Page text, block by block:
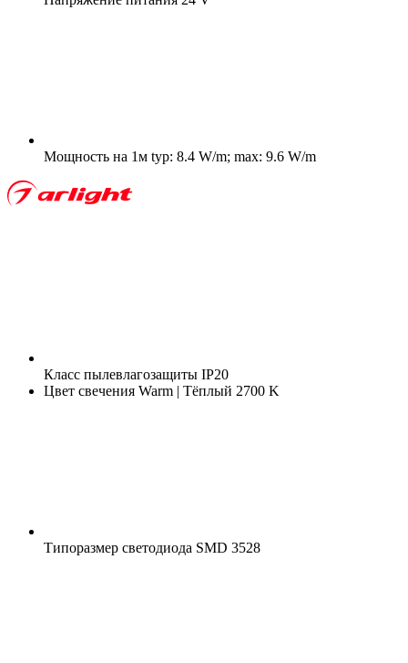
Мощность на 1м typ: 8.4 W/m; max: 9.6 W/m
Класс пылевлагозащиты IP20
Цвет свечения Warm | Тёплый 2700 K
Типоразмер светодиода SMD 3528